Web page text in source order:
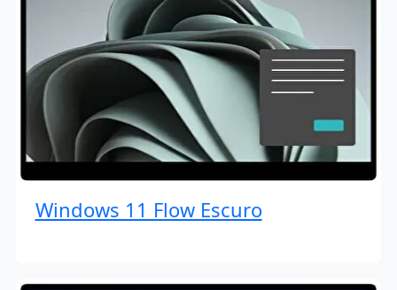
Windows 11 Flow Escuro